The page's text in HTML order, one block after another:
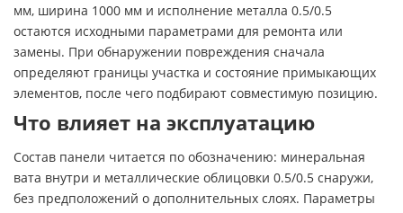
мм, ширина 1000 мм и исполнение металла 0.5/0.5
остаются исходными параметрами для ремонта или
замены. При обнаружении повреждения сначала
определяют границы участка и состояние примыкающих
элементов, после чего подбирают совместимую позицию.
Что влияет на эксплуатацию
Состав панели читается по обозначению: минеральная
вата внутри и металлические облицовки 0.5/0.5 снаружи,
без предположений о дополнительных слоях. Параметры